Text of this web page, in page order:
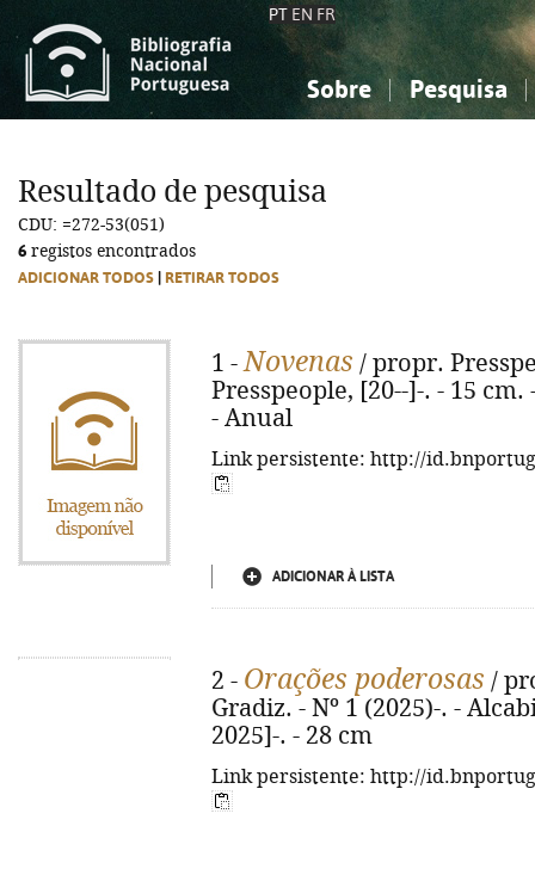
PT EN FR
Sobre Pesquisa
Ciências sociais...
Ciências sociais...
Resultado de pesquisa
CDU: =272-53(051)
6 registos encontrados
ADICIONAR TODOS RETIRAR TODOS
1 -Novenas / propr.
Presspeople, [20--]-. - 15
- Anual
Link persistente: http://
ADICIONAR À LISTA
2 - Orações poderosas /
Gradiz. - Nº 1 (2025)-. -
2025]-. - 28 cm
Link persistente: http://